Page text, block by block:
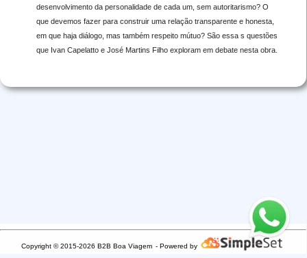
desenvolvimento da personalidade de cada um, sem autoritarismo? O
que devemos fazer para construir uma relação transparente e honesta,
em que haja diálogo, mas também respeito mútuo? São essa s questões
que Ivan Capelatto e José Martins Filho exploram em debate nesta obra.
Copyright © 2015-2026 B2B Boa Viagem - Powered by